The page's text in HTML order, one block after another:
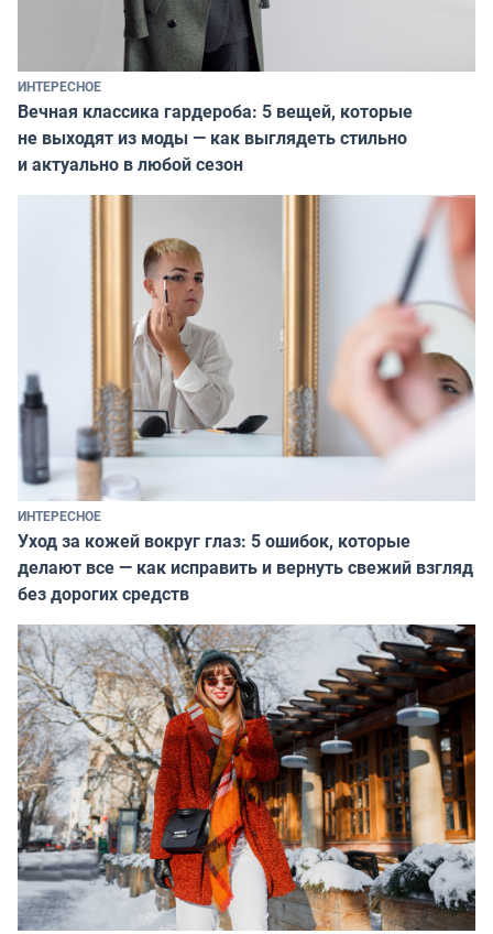
ИНТЕРЕСНОЕ
Вечная классика гардероба: 5 вещей, которые
не выходят из моды — как выглядеть стильно
и актуально в любой сезон
ИНТЕРЕСНОЕ
Уход за кожей вокруг глаз: 5 ошибок, которые
делают все — как исправить и вернуть свежий взгляд
без дорогих средств